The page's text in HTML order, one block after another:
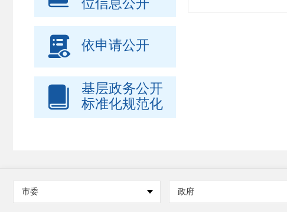
位信息公开
 依申请公开

基层政务公开
标准化规范化
市委 政府